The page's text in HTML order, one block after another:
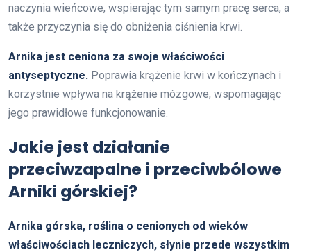
naczynia wieńcowe, wspierając tym samym pracę serca, a
także przyczynia się do obniżenia ciśnienia krwi.
Arnika jest ceniona za swoje właściwości
antyseptyczne. Poprawia krążenie krwi w kończynach i
korzystnie wpływa na krążenie mózgowe, wspomagając
jego prawidłowe funkcjonowanie.
Jakie jest działanie
przeciwzapalne i przeciwbólowe
Arniki górskiej?
Arnika górska, roślina o cenionych od wieków
właściwościach leczniczych, słynie przede wszystkim